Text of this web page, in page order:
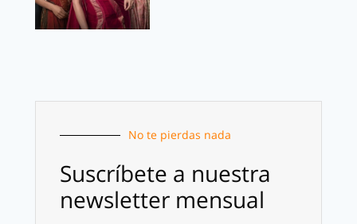
No te pierdas nada
Suscríbete a nuestra
newsletter mensual